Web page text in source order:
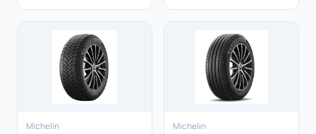
Michelin Michelin